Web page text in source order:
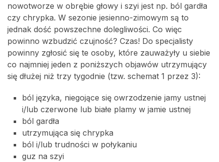
nowotworze w obrębie głowy i szyi jest np. ból gardła
czy chrypka. W sezonie jesienno-zimowym są to
jednak dość powszechne dolegliwości. Co więc
powinno wzbudzić czujność? Czas! Do specjalisty
powinny zgłosić się te osoby, które zauważyły u siebie
co najmniej jeden z poniższych objawów utrzymujący
się dłużej niż trzy tygodnie (tzw. schemat 1 przez 3):
ból języka, niegojące się owrzodzenie jamy ustnej
i/lub czerwone lub białe plamy w jamie ustnej
ból gardła
utrzymująca się chrypka
ból i/lub trudności w połykaniu
guz na szyi